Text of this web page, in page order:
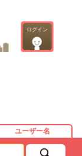
ログイン
ユーザー名